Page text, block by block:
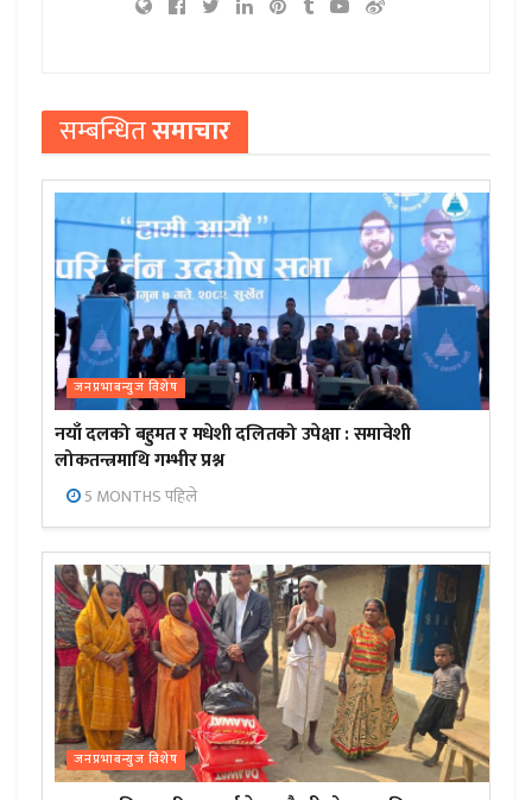
सम्बन्धितसमाचार
जनप्रभाबन्युज विशेष
नयाँ दलको बहुमत र मधेशी दलितको उपेक्षा : समावेशी
लोकतन्त्रमाथि गम्भीर प्रश्न
5 MONTHS पहिले
जनप्रभाबन्युज विशेष